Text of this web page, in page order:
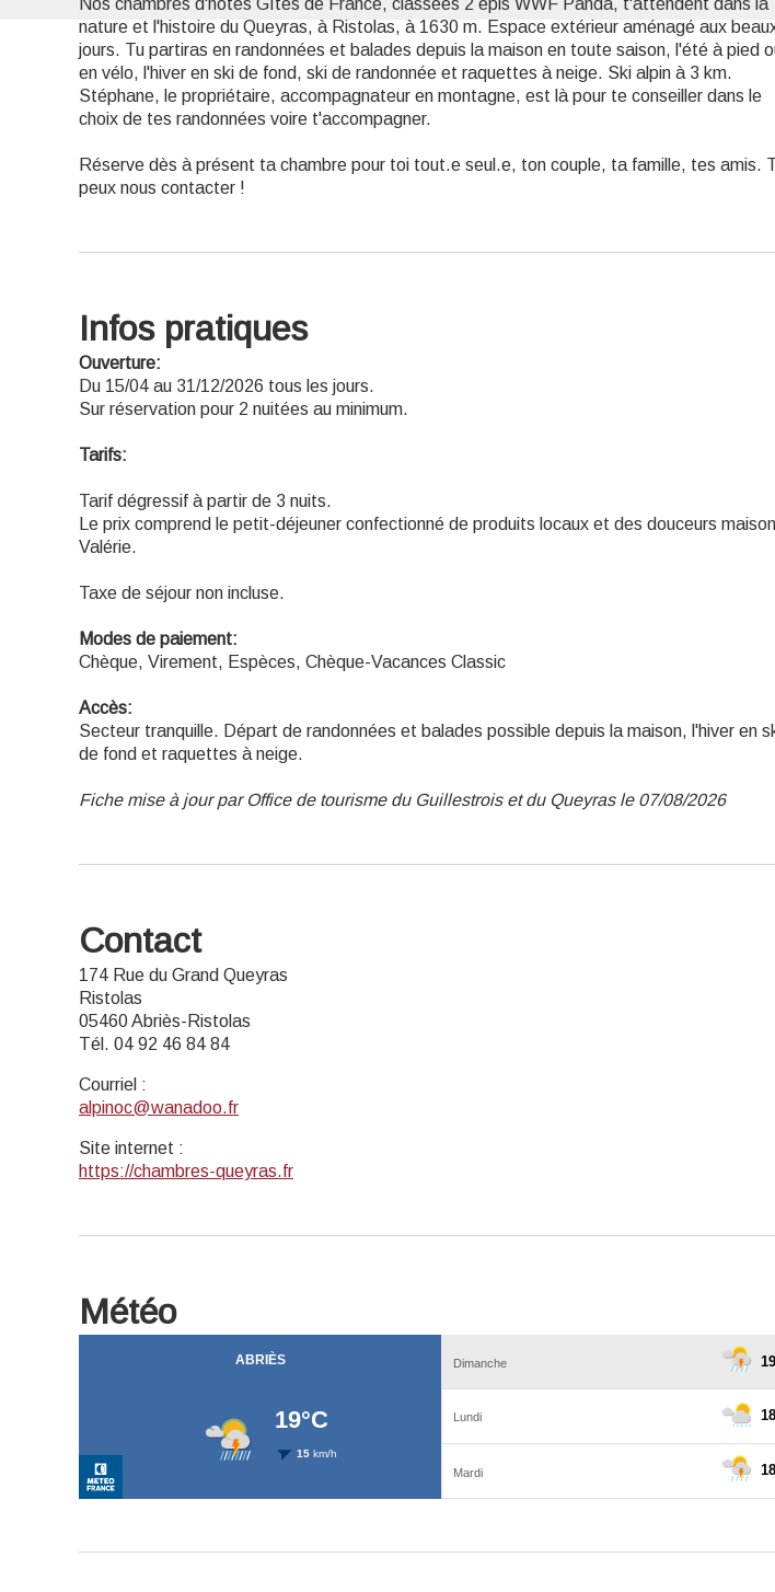
Nos chambres d'hôtes Gîtes de France, classées 2 épis WWF Panda, t'attendent dans la
nature et l'histoire du Queyras, à Ristolas, à 1630 m. Espace extérieur aménagé aux
jours. Tu partiras en randonnées et balades depuis la maison en toute saison, l'été à pied
en vélo, l'hiver en ski de fond, ski de randonnée et raquettes à neige. Ski alpin à 3 km.
Stéphane, le propriétaire, accompagnateur en montagne, est là pour te conseiller dans le
choix de tes randonnées voire t'accompagner.
Réserve dès à présent ta chambre pour toi tout.e seul.e, ton couple, ta famille, tes amis.
peux nous contacter !
Infos pratiques
Ouverture:
Du 15/04 au 31/12/2026 tous les jours.
Sur réservation pour 2 nuitées au minimum.
Tarifs:
Tarif dégressif à partir de 3 nuits.
Le prix comprend le petit-déjeuner confectionné de produits locaux et des douceurs
Valérie.
Taxe de séjour non incluse.
Modes de paiement:
Chèque, Virement, Espèces, Chèque-Vacances Classic
Accès:
Secteur tranquille. Départ de randonnées et balades possible depuis la maison, l'hiver en
de fond et raquettes à neige.
Fiche mise à jour par Office de tourisme du Guillestrois et du Queyras le 07/08/2026
Contact
174 Rue du Grand Queyras
Ristolas
05460 Abriès-Ristolas
Tél. 04 92 46 84 84
Courriel :
alpinoc@wanadoo.fr
Site internet :
https://chambres-queyras.fr
Météo